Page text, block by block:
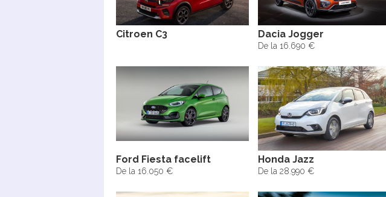
Citroen C3 Dacia Jogger
De la 16.690 €
Ford Fiesta facelift
De la 16.050 €
Honda Jazz
De la 28.990 €